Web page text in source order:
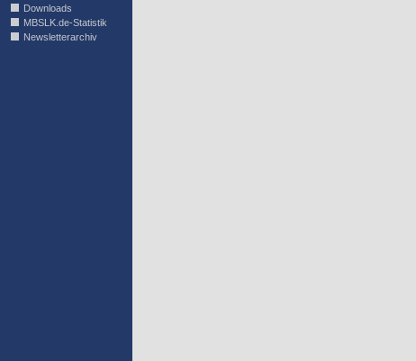
Downloads
MBSLK.de-Statistik
Newsletterarchiv